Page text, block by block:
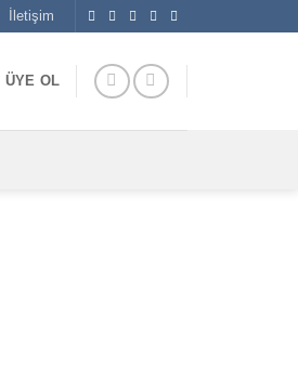
İletişim
ÜYE OL